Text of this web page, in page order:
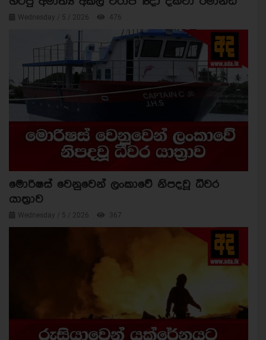
Wednesday / 5 / 2026 476
මොරිෂස් වෙනුවෙන් ලංකාවේ නිපදවූ ධීවර
යාත්‍රාව
Wednesday / 5 / 2026 367